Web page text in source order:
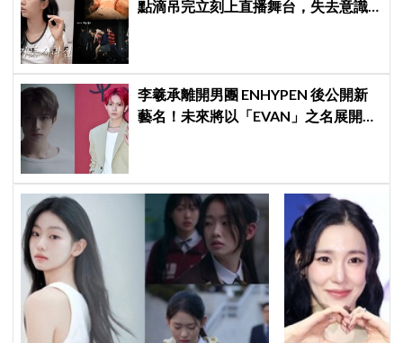
點滴吊完立刻上直播舞台，失去意識
李羲承離開男團 ENHYPEN 後公開新
藝名！未來將以「EVAN」之名展開